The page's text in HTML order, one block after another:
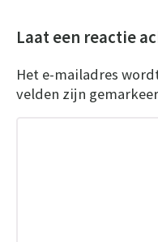
Laat een reactie
Het e-mailadres
velden zijn